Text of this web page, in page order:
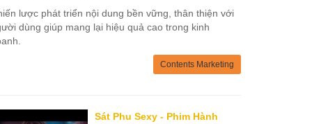
lược phát triển nội dung bền vững, thân thiện với
dùng giúp mang lại hiệu quả cao trong kinh
Contents Marketing
Sát Phu Sexy - Phim Hành